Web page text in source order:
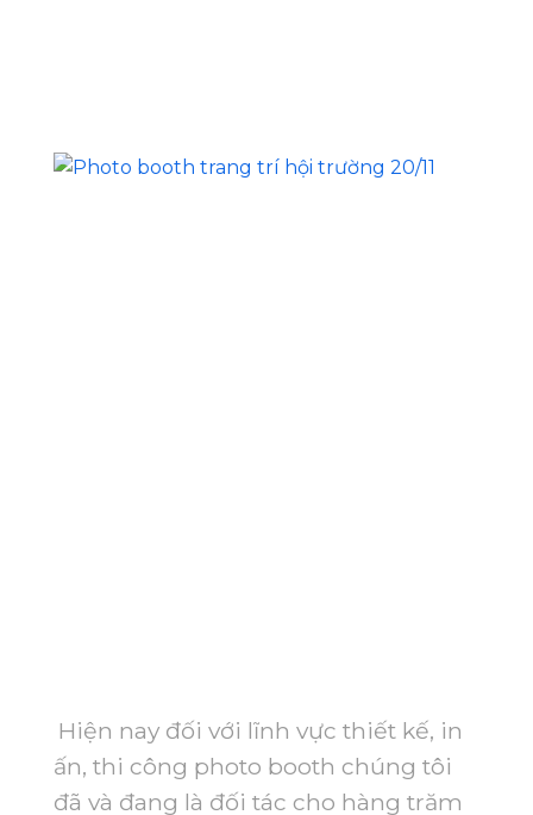
Hiện nay đối với lĩnh vực thiết kế, in
ấn, thi công photo booth chúng tôi
đã và đang là đối tác cho hàng trăm